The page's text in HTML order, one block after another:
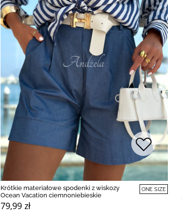
Krótkie materiałowe spodenki z wiskozy
Ocean Vacation ciemnoniebieskie
79,99 zł
ONE SIZE